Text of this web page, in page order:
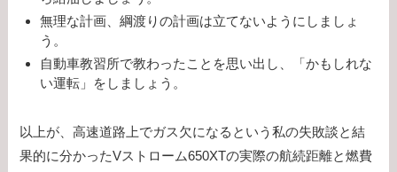
無理な計画、綱渡りの計画は立てないようにしましょ
う。
自動車教習所で教わったことを思い出し、「かもしれな
い運転」をしましょう。
以上が、高速道路上でガス欠になるという私の失敗談と結
果的に分かったVストローム650XTの実際の航続距離と燃費